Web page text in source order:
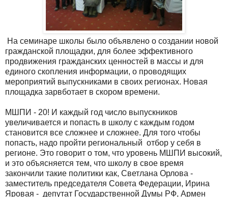
На семинаре школы было объявлено о создании новой
гражданской площадки, для более эффективного
продвижения гражданских ценностей в массы и для
единого скопления информации, о проводящих
мероприятий выпускниками в своих регионах. Новая
площадка зарвботает в скором времени.
МШПИ - 20! И каждый год число выпускников
увеличивается и попасть в школу с каждым годом
становится все сложнее и сложнее. Для того чтобы
попасть, надо пройти региональный отбор у себя в
регионе. Это говорит о том, что уровень МШПИ высокий,
и это объясняется тем, что школу в свое время
закончили такие политики как, Светлана Орлова -
заместитель председателя Совета Федерации, Ирина
Яровая - депутат Государственной Думы РФ, Армен